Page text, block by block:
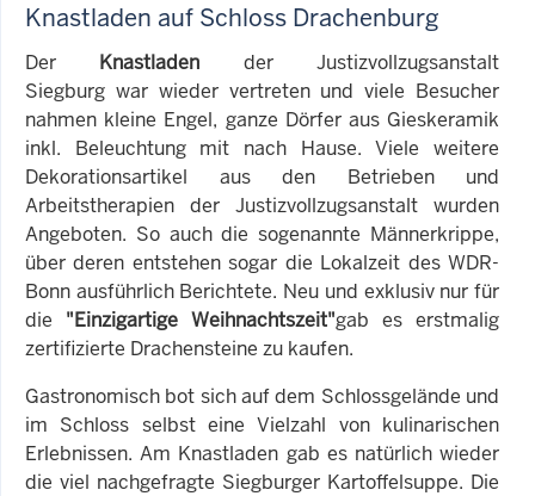
Knastladen auf Schloss Drachenburg
Der Knastladen der Justizvollzugsanstalt
Siegburg war wieder vertreten und viele Besucher
nahmen kleine Engel, ganze Dörfer aus Gieskeramik
inkl. Beleuchtung mit nach Hause. Viele weitere
Dekorationsartikel aus den Betrieben und
Arbeitstherapien der Justizvollzugsanstalt wurden
Angeboten. So auch die sogenannte Männerkrippe,
über deren entstehen sogar die Lokalzeit des WDR-
Bonn ausführlich Berichtete. Neu und exklusiv nur für
die "Einzigartige Weihnachtszeit"gab es erstmalig
zertifizierte Drachensteine zu kaufen.
Gastronomisch bot sich auf dem Schlossgelände und
im Schloss selbst eine Vielzahl von kulinarischen
Erlebnissen. Am Knastladen gab es natürlich wieder
die viel nachgefragte Siegburger Kartoffelsuppe. Die